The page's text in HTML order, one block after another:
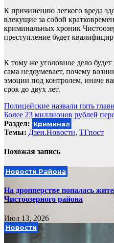
К причинению легкого вреда
влекущие за собой
криминальных хроник
преступление будет
К тому же уголовное дело
сама недоумевает, почему
эмоции под контролем, иначе
срок до двух лет.
Навигация
по
записям
Полицейские назвали пять
Более 23 миллионов рублей
Раздел: Криминал
Темы: Дзен.Новости, ТГпост
Похожая запись
Новости Района
На дропперстве попалась
Чистоозерного района
Июл 13, 2026
Новости